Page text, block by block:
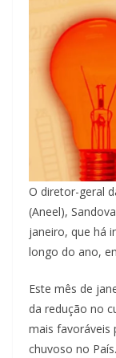
O diretor-geral
(Aneel),
janeiro, que há
longo do ano,
Este mês de
da redução no
mais favoráveis
chuvoso no